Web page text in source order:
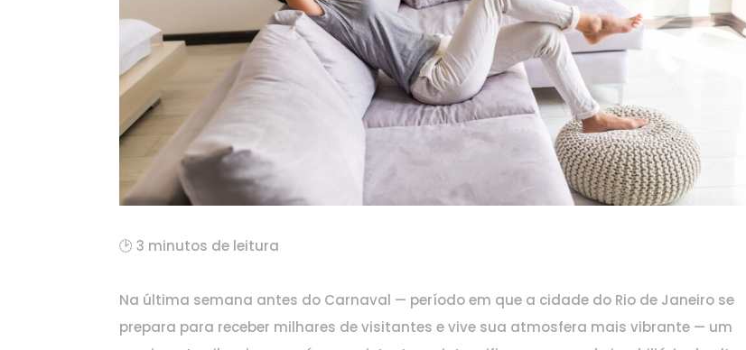
🕑 3 minutos de leitura
Na última semana antes do Carnaval — período em que a cidade do Rio de Janeiro se
prepara para receber milhares de visitantes e vive sua atmosfera mais vibrante — um